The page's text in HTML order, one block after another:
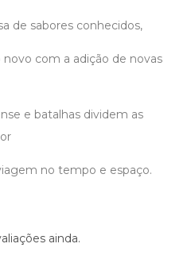
de sabores conhecidos,
com a adição de novas
e batalhas dividem as
no tempo e espaço.
ainda.